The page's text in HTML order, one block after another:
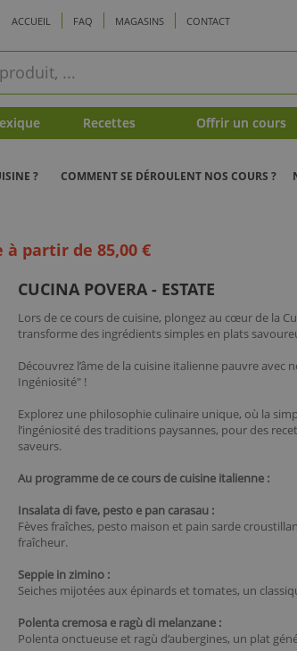
ACCUEIL FAQ MAGASINS CONTACT
Recettes Offrir un cours
? COMMENT SE DÉROULENT NOS COURS ?
partir de 85,00 €
CUCINA POVERA - ESTATE
Lors de ce cours de cuisine, plongez au cœur de la
transforme des ingrédients simples en plats
Découvrez l’âme de la cuisine italienne pauvre avec
Ingéniosité" !
Explorez une philosophie culinaire unique, où la
l’ingéniosité des traditions paysannes, pour des
saveurs.
Au programme de ce cours de cuisine italienne :
Insalata di fave, pesto e pan carasau :
Fèves fraîches, pesto maison et pain sarde
fraîcheur.
Seppie in zimino :
Seiches mijotées aux épinards et tomates, un
Polenta cremosa e ragù di melanzane :
Polenta onctueuse et ragù d’aubergines, un plat